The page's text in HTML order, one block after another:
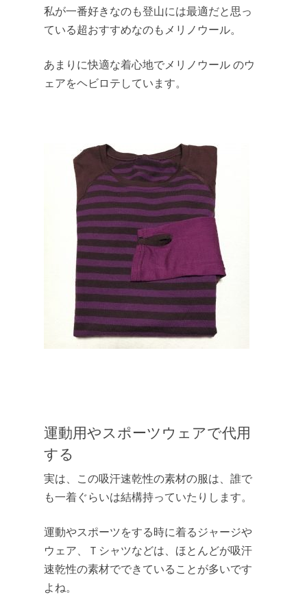
私が一番好きなのも登山には最適だと思っ
ている超おすすめなのもメリノウール。
あまりに快適な着心地でメリノウール のウ
ェアをヘビロテしています。
運動用やスポーツウェアで代用
する
実は、この吸汗速乾性の素材の服は、誰で
も一着ぐらいは結構持っていたりします。
運動やスポーツをする時に着るジャージや
ウェア、Ｔシャツなどは、ほとんどが吸汗
速乾性の素材でできていることが多いです
よね。